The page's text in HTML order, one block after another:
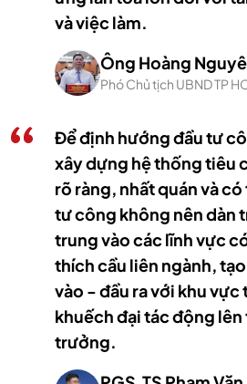
và việc làm.
Ông Hoàng
Phó Chủ tịch UBND TP
Để định hướng đầu tư
xây dựng hệ thống tiêu
rõ ràng, nhất quán và
tư công không nên dàn
trung vào các lĩnh vực
thích cầu liên ngành,
vào - đầu ra với khu vực
khuếch đại tác động
trưởng.